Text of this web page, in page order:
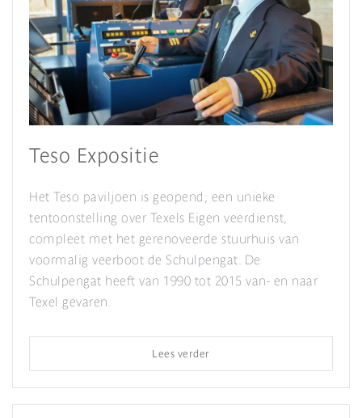
Teso Expositie
Het Teso paviljoen is geopend; een unieke
tentoonstelling over Texels Eigen veerdienst,
compleet met het gerenoveerde stuurhuis van
voormalig veerboot de Schulpengat. De
Schulpengat heeft van 1990 tot 2015 van- en naar
Texel gevaren.
Lees verder